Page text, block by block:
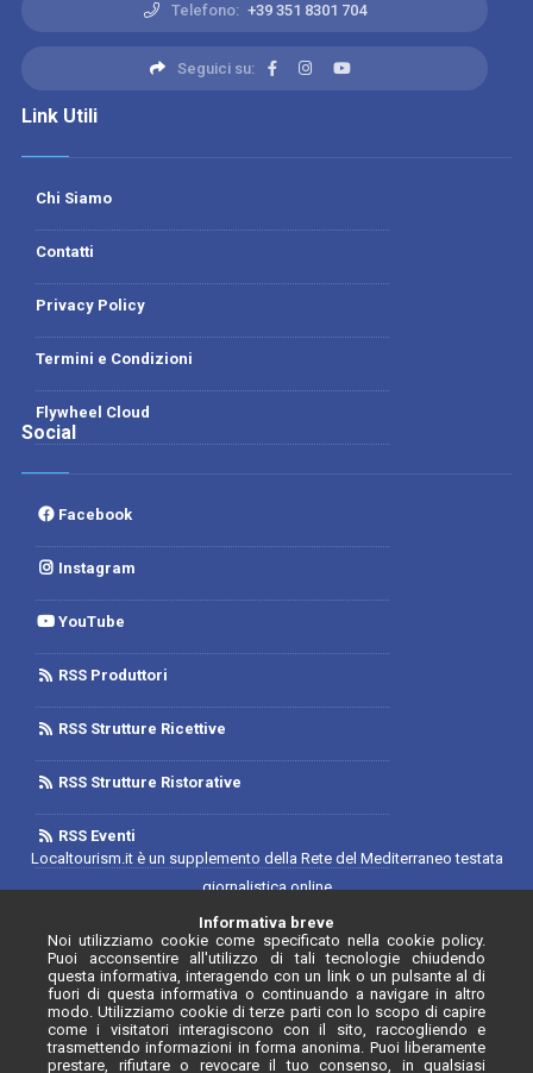
Telefono: +39 351 8301 704
Seguici su:
Link Utili
Chi Siamo
Contatti
Privacy Policy
Termini e Condizioni
Flywheel Cloud
Social
Facebook
Instagram
YouTube
RSS Produttori
RSS Strutture Ricettive
RSS Strutture Ristorative
RSS Eventi
Localtourism.it è un supplemento della Rete del Mediterraneo testata
giornalistica online
Trib. di Foggia n.1893/2019 - Reg. 2/2019- Rete del Mediterraneo
Contratto di Rete Editore
Direttore Responsabile: Luca D'Andrea
Iscrizione Registro degli Operatori di Comunicazione N. 34646 con
provvedimento n. 55 del 20/07/2020
Informativa breve
Noi utilizziamo cookie come specificato nella cookie policy.
Puoi acconsentire all'utilizzo di tali tecnologie chiudendo
questa informativa, interagendo con un link o un pulsante al di
fuori di questa informativa o continuando a navigare in altro
modo. Utilizziamo cookie di terze parti con lo scopo di capire
come i visitatori interagiscono con il sito, raccogliendo e
trasmettendo informazioni in forma anonima. Puoi liberamente
prestare, rifiutare o revocare il tuo consenso, in qualsiasi